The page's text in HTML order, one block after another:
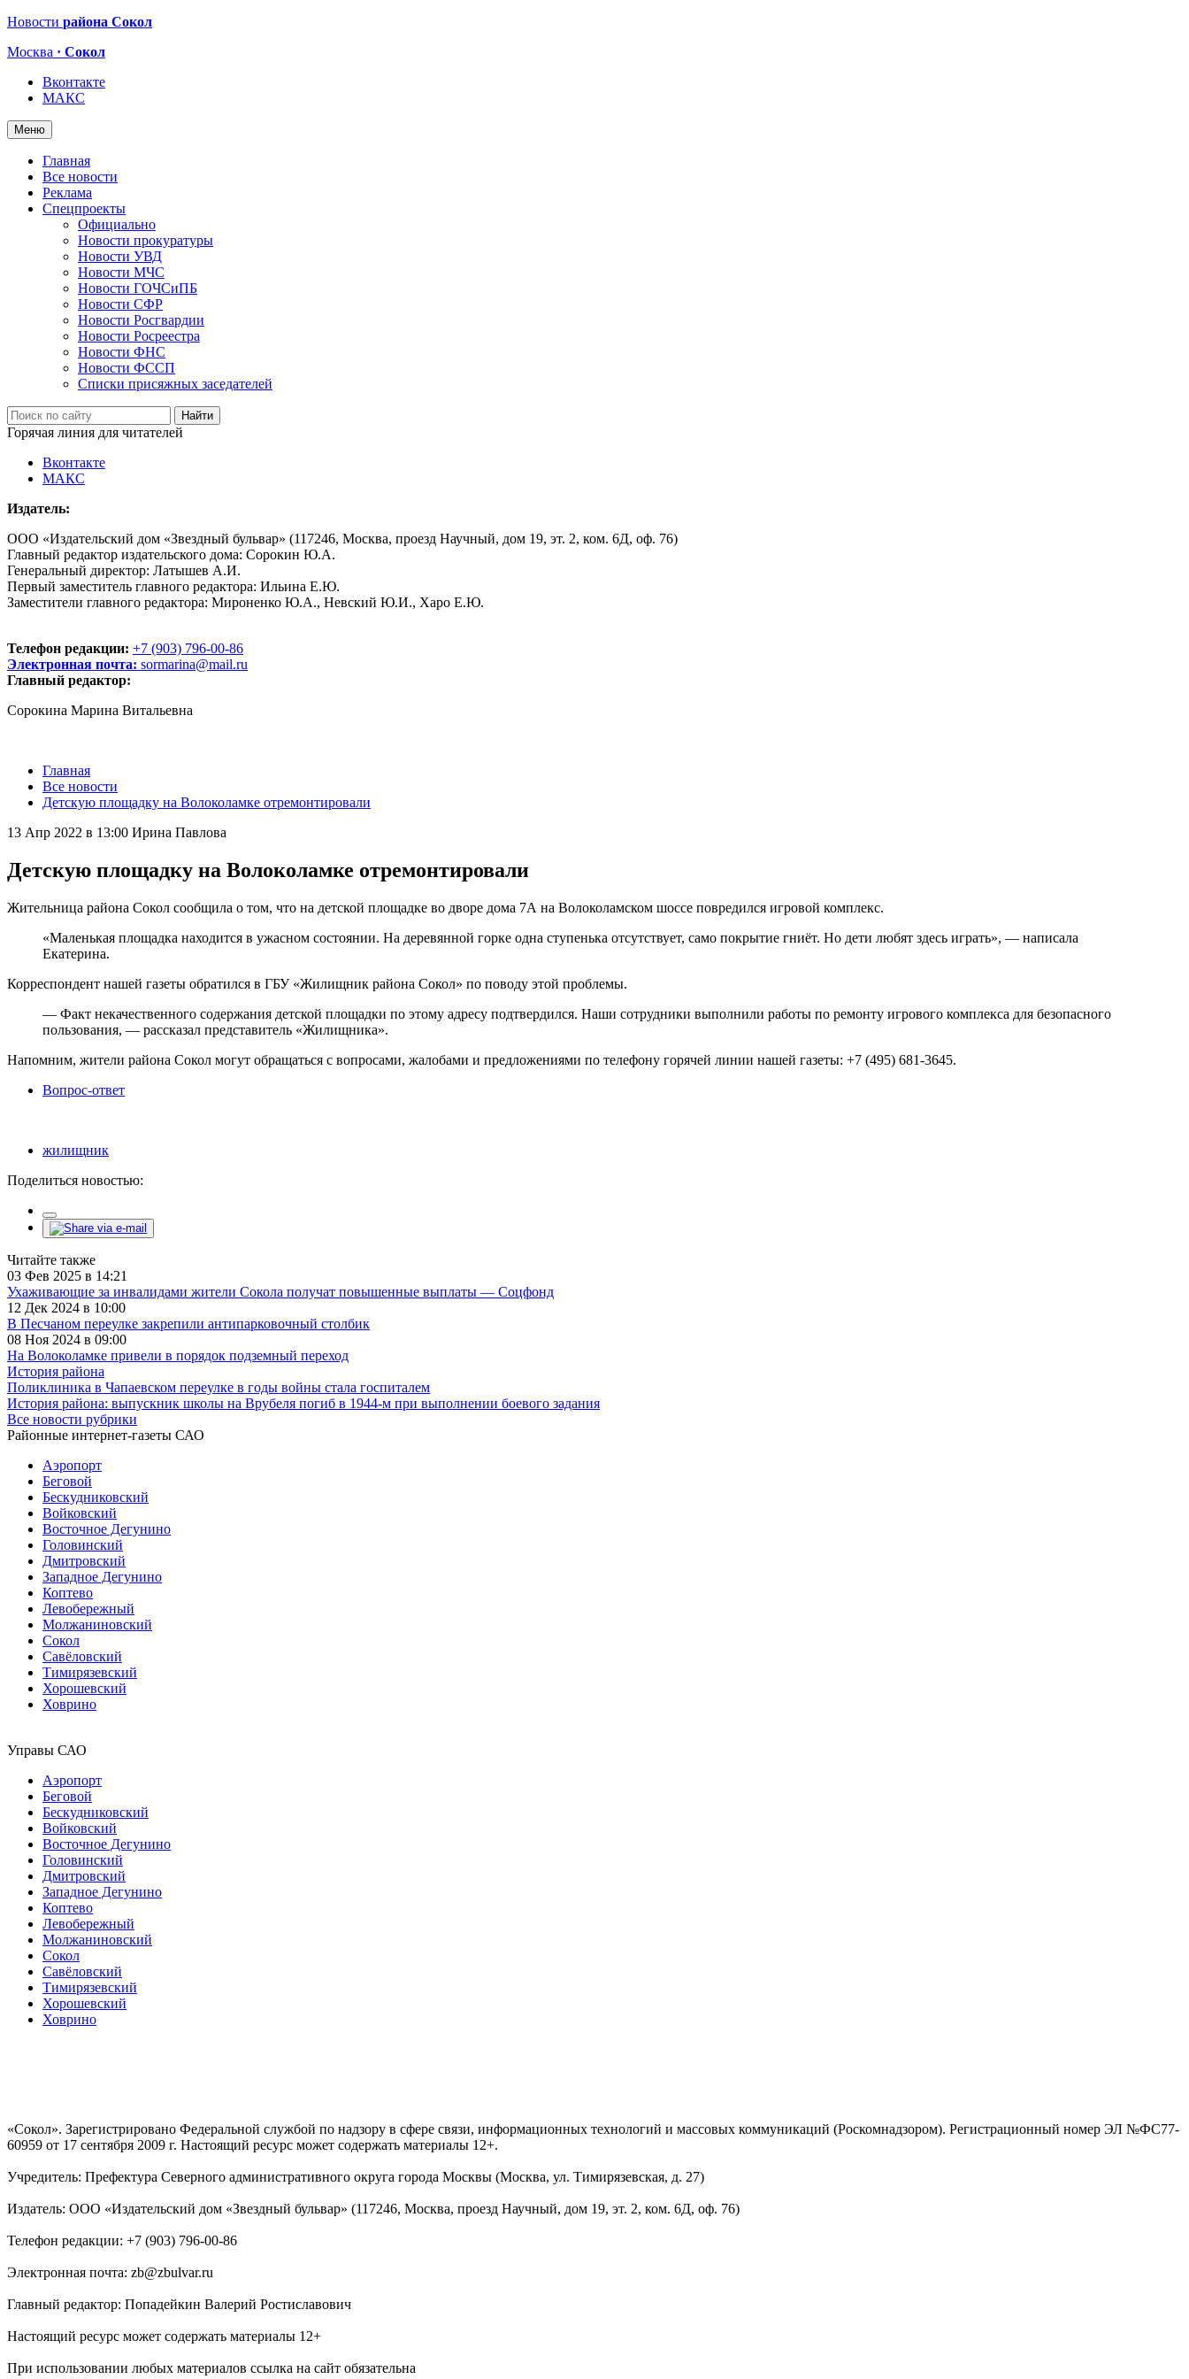
Новости района Сокол
Москва · Сокол
Вконтакте
МАКС
Меню
Главная
Все новости
Реклама
Спецпроекты
Официально
Новости прокуратуры
Новости УВД
Новости МЧС
Новости ГОЧСиПБ
Новости СФР
Новости Росгвардии
Новости Росреестра
Новости ФНС
Новости ФССП
Списки присяжных заседателей
Горячая линия для читателей
Вконтакте
МАКС
Издатель:
ООО «Издательский дом «Звездный бульвар» (117246, Москва, проезд Научный, дом 19, эт. 2, ком. 6Д, оф. 76)
Главный редактор издательского дома: Сорокин Ю.А.
Генеральный директор: Латышев А.И.
Первый заместитель главного редактора: Ильина Е.Ю.
Заместители главного редактора: Мироненко Ю.А., Невский Ю.И., Харо Е.Ю.
Телефон редакции: +7 (903) 796-00-86
Электронная почта: sormarina@mail.ru
Главный редактор:
Сорокина Марина Витальевна
Главная
Все новости
Детскую площадку на Волоколамке отремонтировали
13 Апр 2022 в 13:00 Ирина Павлова
Детскую площадку на Волоколамке отремонтировали
Жительница района Сокол сообщила о том, что на детской площадке во дворе дома 7А на Волоколамском шоссе повредился игровой комплекс.
«Маленькая площадка находится в ужасном состоянии. На деревянной горке одна ступенька отсутствует, само покрытие гниёт. Но дети любят здесь играть», — написала
Екатерина.
Корреспондент нашей газеты обратился в ГБУ «Жилищник района Сокол» по поводу этой проблемы.
— Факт некачественного содержания детской площадки по этому адресу подтвердился. Наши сотрудники выполнили работы по ремонту игрового комплекса для безопасного
пользования, — рассказал представитель «Жилищника».
Напомним, жители района Сокол могут обращаться с вопросами, жалобами и предложениями по телефону горячей линии нашей газеты: +7 (495) 681-3645.
Вопрос-ответ
жилищник
Поделиться новостью:
Читайте также
03 Фев 2025 в 14:21
Ухаживающие за инвалидами жители Сокола получат повышенные выплаты — Соцфонд
12 Дек 2024 в 10:00
В Песчаном переулке закрепили антипарковочный столбик
08 Ноя 2024 в 09:00
На Волоколамке привели в порядок подземный переход
История района
Поликлиника в Чапаевском переулке в годы войны стала госпиталем
История района: выпускник школы на Врубеля погиб в 1944-м при выполнении боевого задания
Все новости рубрики
Районные интернет-газеты САО
Аэропорт
Беговой
Бескудниковский
Войковский
Восточное Дегунино
Головинский
Дмитровский
Западное Дегунино
Коптево
Левобережный
Молжаниновский
Сокол
Савёловский
Тимирязевский
Хорошевский
Ховрино
Управы САО
Аэропорт
Беговой
Бескудниковский
Войковский
Восточное Дегунино
Головинский
Дмитровский
Западное Дегунино
Коптево
Левобережный
Молжаниновский
Сокол
Савёловский
Тимирязевский
Хорошевский
Ховрино
«Сокол». Зарегистрировано Федеральной службой по надзору в сфере связи, информационных технологий и массовых коммуникаций (Роскомнадзором). Регистрационный номер ЭЛ №ФС77-
60959 от 17 сентября 2009 г. Настоящий ресурс может содержать материалы 12+.
Учредитель: Префектура Северного административного округа города Москвы (Москва, ул. Тимирязевская, д. 27)
Издатель: ООО «Издательский дом «Звездный бульвар» (117246, Москва, проезд Научный, дом 19, эт. 2, ком. 6Д, оф. 76)
Телефон редакции: +7 (903) 796-00-86
Электронная почта: zb@zbulvar.ru
Главный редактор: Попадейкин Валерий Ростиславович
Настоящий ресурс может содержать материалы 12+
При использовании любых материалов ссылка на сайт обязательна